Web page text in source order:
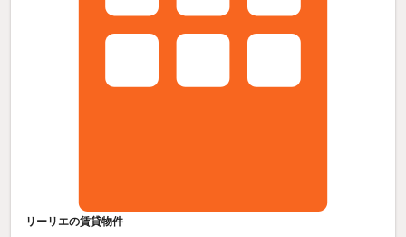
リーリエの賃貸物件